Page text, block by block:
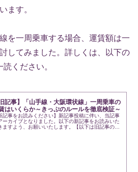
ます。
を一周乗車する場合、運賃額は一
してみました。詳しくは、以下の
ください。
旧記事】「山手線・大阪環状線」一周乗車の
はいくらか～きっぷのルールを徹底検証～
記事をお読みください】新記事投稿に伴い、当記事
ーカイブとなりました。以下の新記事をお読みいた
ますよう、お願いいたします。【以下は旧記事の本